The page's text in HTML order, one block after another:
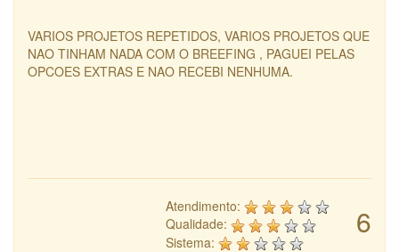
VARIOS PROJETOS REPETIDOS, VARIOS PROJETOS QUE
NAO TINHAM NADA COM O BREEFING , PAGUEI PELAS
OPCOES EXTRAS E NAO RECEBI NENHUMA.
6
Atendimento:
Qualidade:
Sistema: